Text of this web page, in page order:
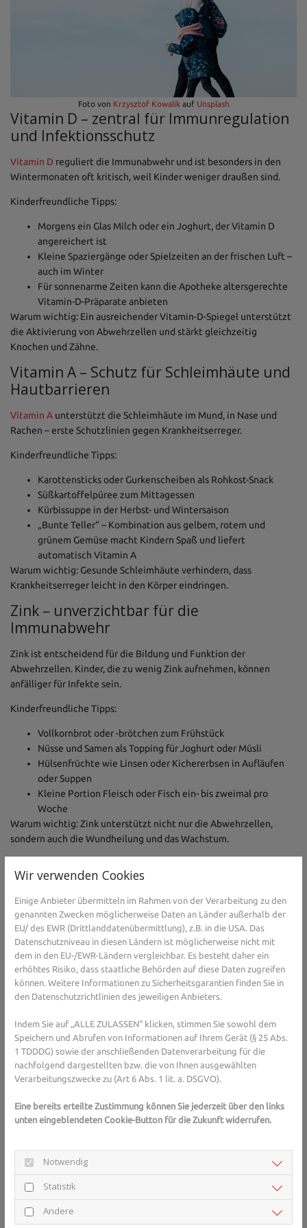
Foto von Krzysztof Kowalik auf Unsplash
Vitamin D – zentral für Immunregulation
und Infektionsschutz
Vitamin D reguliert die Immunabwehr und ist besonders in den
Wintermonaten oft kritisch, weil Kinder weniger draußen sind.
Kinderfreundliche Tipps:
Morgens ein Glas Milch oder ein Joghurt, der Vitamin D
angereichert ist
Kleine Spaziergänge oder Spielzeiten an der frischen Luft –
auch im Winter
Für sonnenarme Zeiten kann die Apotheke altersgerechte
Vitamin-D-Präparate anbieten
Warum wichtig: Ein ausreichender Vitamin-D-Spiegel unterstützt
die Aktivierung von Abwehrzellen und stärkt gleichzeitig
Knochen und Zähne.
Vitamin A – Schutz für Schleimhäute und
Hautbarrieren
Vitamin A unterstützt die Schleimhäute im Mund, in Nase und
Rachen – erste Schutzlinien gegen Krankheitserreger.
Kinderfreundliche Tipps:
Karottensticks oder Gurkenscheiben als Rohkost-Snack
Süßkartoffelpüree zum Mittagessen
Kürbissuppe in der Herbst- und Wintersaison
„Bunte Teller“ – Kombination aus gelbem, rotem und
grünem Gemüse macht Kindern Spaß und liefert
automatisch Vitamin A
Warum wichtig: Gesunde Schleimhäute verhindern, dass
Krankheitserreger leicht in den Körper eindringen.
Zink – unverzichtbar für die
Immunabwehr
Zink ist entscheidend für die Bildung und Funktion der
Abwehrzellen. Kinder, die zu wenig Zink aufnehmen, können
anfälliger für Infekte sein.
Kinderfreundliche Tipps:
Vollkornbrot oder -brötchen zum Frühstück
Nüsse und Samen als Topping für Joghurt oder Müsli
Hülsenfrüchte wie Linsen oder Kichererbsen in Aufläufen
oder Suppen
Kleine Portion Fleisch oder Fisch ein- bis zweimal pro
Woche
Warum wichtig: Zink unterstützt nicht nur die Abwehrzellen,
sondern auch die Wundheilung und das Wachstum.
Immunsystem
Neben den klassischen Vitaminen gibt es weitere wichtige
Bausteine:
Omega-3-Fettsäuren: Unterstützen
entzündungshemmende Prozesse; enthalten in fettem
Fisch, Leinsamen oder Walnüssen.
B-Vitamine: Beteiligt an der Zellteilung und
Milchprodukten.
Flüssigkeit: Ausreichend trinken fördert die Funktion von
Schleimhäuten und unterstützt die Entgiftung.
Praxis-Tipp: Abwechslung statt
Superfoods
Statt sich auf einzelne „Superfoods“ zu konzentrieren, ist eine
abwechslungsreiche Ernährung entscheidend:
Bieten Sie täglich Obst und Gemüse in verschiedenen
Farben an – so decken Sie viele Vitamine und
Antioxidantien ab.
Lebensmittel in jede Mahlzeit.
Wir verwenden Cookies
Einige Anbieter übermitteln im Rahmen von der Verarbeitung zu den
genannten Zwecken möglicherweise Daten an Länder außerhalb der
EU/ des EWR (Drittlanddatenübermittlung), z.B. in die USA. Das
Datenschutzniveau in diesen Ländern ist möglicherweise nicht mit
dem in den EU-/EWR-Ländern vergleichbar. Es besteht daher ein
erhöhtes Risiko, dass staatliche Behörden auf diese Daten zugreifen
können. Weitere Informationen zu Sicherheitsgarantien finden Sie in
den Datenschutzrichtlinien des jeweiligen Anbieters.
Indem Sie auf „ALLE ZULASSEN“ klicken, stimmen Sie sowohl dem
Speichern und Abrufen von Informationen auf Ihrem Gerät (§ 25 Abs.
1 TDDDG) sowie der anschließenden Datenverarbeitung für die
nachfolgend dargestellten bzw. die von Ihnen ausgewählten
Verarbeitungszwecke zu (Art 6 Abs. 1 lit. a. DSGVO).
Eine bereits erteilte Zustimmung können Sie jederzeit über den links
unten eingeblendeten Cookie-Button für die Zukunft widerrufen.
Notwendig
Statistik
Andere